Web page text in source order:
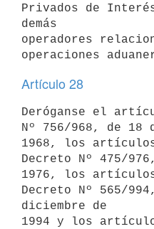
Privados de
demás
operadores
Artículo 28
Deróganse el
Nº 756/968, de 18
1968, los
Decreto Nº 475/
1976, los
Decreto Nº 565/
diciembre de
1994 y los